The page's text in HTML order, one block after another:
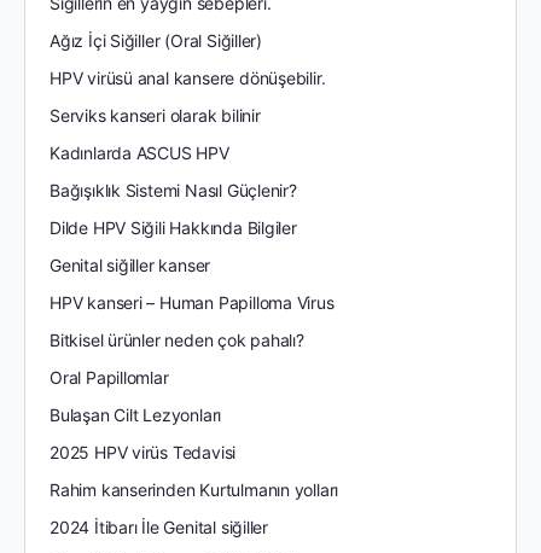
Ağız İçi Siğiller (Oral Siğiller)
HPV virüsü anal kansere dönüşebilir.
Serviks kanseri olarak bilinir
Kadınlarda ASCUS HPV
Bağışıklık Sistemi Nasıl Güçlenir?
Dilde HPV Siğili Hakkında Bilgiler
Genital siğiller kanser
HPV kanseri – Human Papilloma Virus
Bitkisel ürünler neden çok pahalı?
Oral Papillomlar
Bulaşan Cilt Lezyonları
2025 HPV virüs Tedavisi
Rahim kanserinden Kurtulmanın yolları
2024 İtibarı İle Genital siğiller